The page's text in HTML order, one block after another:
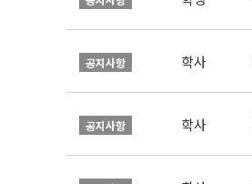
공지사항 학사
공지사항 학사